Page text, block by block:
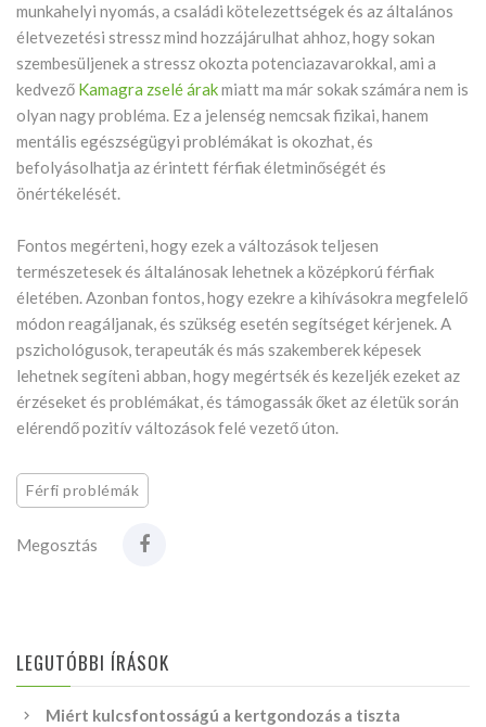
munkahelyi nyomás, a családi kötelezettségek és az általános
életvezetési stressz mind hozzájárulhat ahhoz, hogy sokan
szembesüljenek a stressz okozta potenciazavarokkal, ami a
kedvező Kamagra zselé árakmiatt ma már sokak számára nem is
olyan nagy probléma. Ez a jelenség nemcsak fizikai, hanem
mentális egészségügyi problémákat is okozhat, és
befolyásolhatja az érintett férfiak életminőségét és
önértékelését.
Fontos megérteni, hogy ezek a változások teljesen
természetesek és általánosak lehetnek a középkorú férfiak
életében. Azonban fontos, hogy ezekre a kihívásokra megfelelő
módon reagáljanak, és szükség esetén segítséget kérjenek. A
pszichológusok, terapeuták és más szakemberek képesek
lehetnek segíteni abban, hogy megértsék és kezeljék ezeket az
érzéseket és problémákat, és támogassák őket az életük során
elérendő pozitív változások felé vezető úton.
Férfi problémák
Megosztás
LEGUTÓBBI ÍRÁSOK
Miért kulcsfontosságú a kertgondozás a tiszta